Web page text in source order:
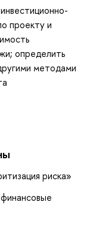
проекту и
определить
методами
риска»